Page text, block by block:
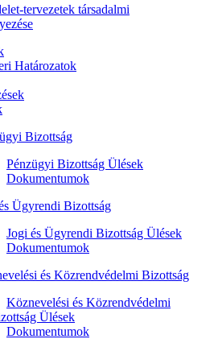
tervezetek társadalmi
Határozatok
Bizottság
Pénzügyi Bizottság Ülések
Dokumentumok
Ügyrendi Bizottság
Jogi és Ügyrendi Bizottság Ülések
Dokumentumok
és Közrendvédelmi Bizottság
Köznevelési és Közrendvédelmi
Ülések
Dokumentumok